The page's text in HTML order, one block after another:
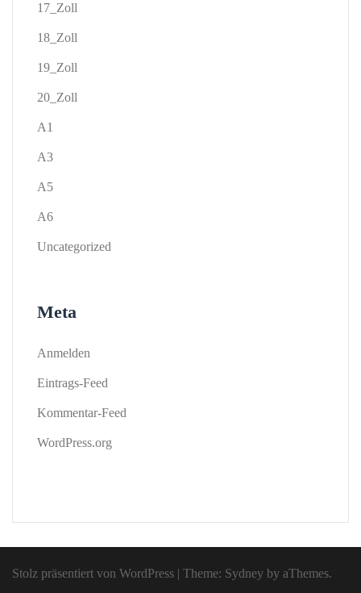
17_Zoll
18_Zoll
19_Zoll
20_Zoll
A1
A3
A5
A6
Uncategorized
Meta
Anmelden
Eintrags-Feed
Kommentar-Feed
WordPress.org
Stolz präsentiert von WordPress | Theme: Sydney by aThemes.